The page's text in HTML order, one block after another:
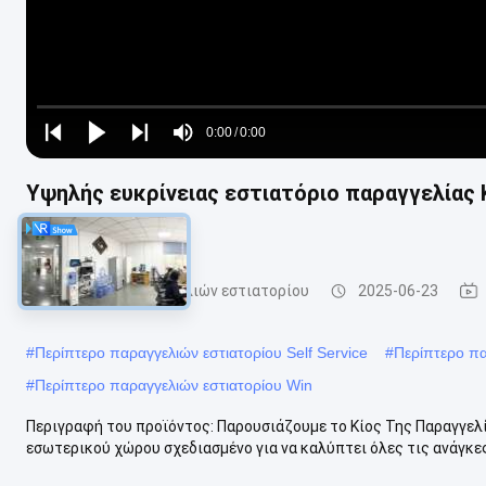
Play
Play
Play
Mute
Time
0:00/0:00
Loaded:
0%
Υψηλής ευκρίνειας εστιατόριο
1080P
Περίπτερο παραγγελιών εστιατορίου 2025-06-23
#Περίπτερο παραγγελιών εστιατορίου Self Service #Περίπτερο
#Περίπτερο παραγγελιών εστιατορίου Win
Περιγραφή του προϊόντος: Παρουσιάζουμε το Κίος Της
εσωτερικού χώρου σχεδιασμένο για να καλύπτει όλες τις